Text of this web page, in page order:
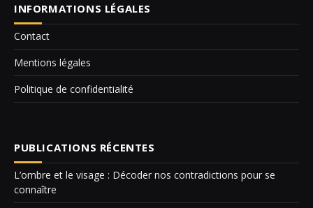
INFORMATIONS LÉGALES
Contact
Mentions légales
Politique de confidentialité
PUBLICATIONS RÉCENTES
L’ombre et le visage : Décoder nos contradictions pour se
connaître